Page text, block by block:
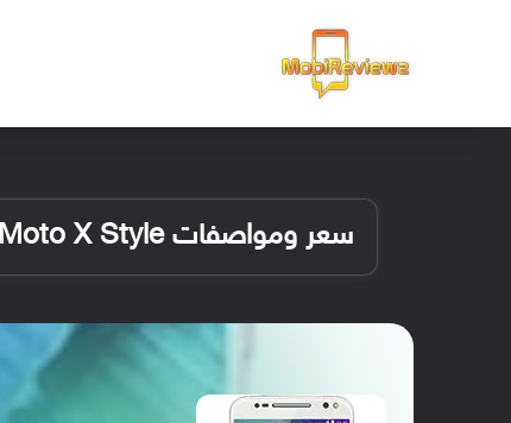
سعر ومواصفات Motorola Moto X Style